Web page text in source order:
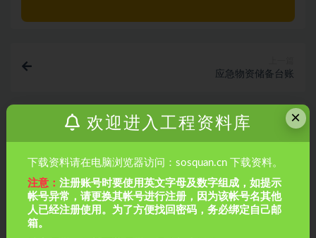
应急物资储备台账
市政雨水管道施工工序报验资料
相关文章
×
欢迎进入工程资料库
下载资料请在电脑浏览器访问：sosquan.cn 下载资料。
注意：注册账号时要使用英文字母及数字组成，如提示
帐号异常，请更换其帐号进行注册，因为该帐号名其他
人已经注册使用。为了方便找回密码，务必绑定自己邮
箱。